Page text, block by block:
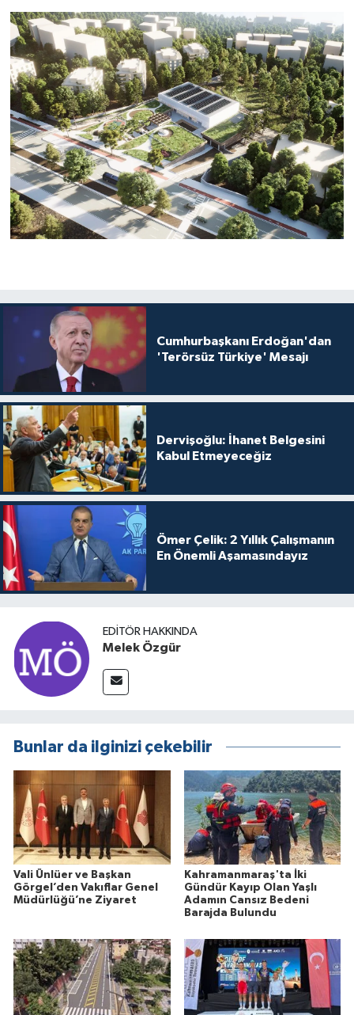
Cumhurbaşkanı Erdoğan'dan
'Terörsüz Türkiye' Mesajı
Dervişoğlu: İhanet Belgesini
Kabul Etmeyeceğiz
Ömer Çelik: 2 Yıllık Çalışmanın
En Önemli Aşamasındayız
EDITÖR HAKKINDA
Melek Özgür
Bunlar da ilginizi çekebilir
Vali Ünlüer ve Başkan
Görgel’den Vakıflar Genel
Müdürlüğü’ne Ziyaret
Kahramanmaraş'ta İki
Gündür Kayıp Olan Yaşlı
Adamın Cansız Bedeni
Barajda Bulundu